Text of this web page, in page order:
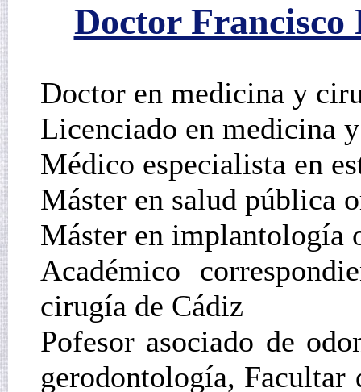
Doctor Francisco
Doctor en medicina y
Licenciado en medicina
Médico especialista en
Máster en salud pública
Máster en implantología
Académico
cirugía de Cádiz
Pofesor asociado de
gerodontología,